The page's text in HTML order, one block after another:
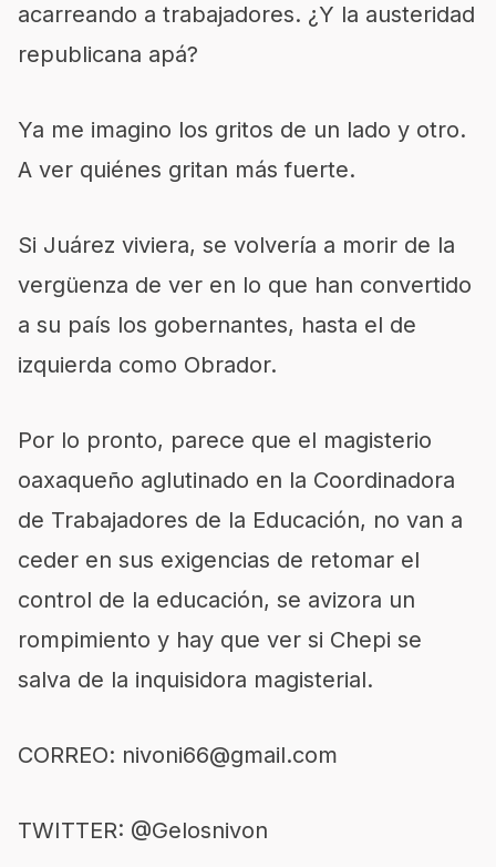
acarreando a trabajadores. ¿Y la austeridad
republicana apá?
Ya me imagino los gritos de un lado y otro.
A ver quiénes gritan más fuerte.
Si Juárez viviera, se volvería a morir de la
vergüenza de ver en lo que han convertido
a su país los gobernantes, hasta el de
izquierda como Obrador.
Por lo pronto, parece que el magisterio
oaxaqueño aglutinado en la Coordinadora
de Trabajadores de la Educación, no van a
ceder en sus exigencias de retomar el
control de la educación, se avizora un
rompimiento y hay que ver si Chepi se
salva de la inquisidora magisterial.
CORREO: nivoni66@gmail.com
TWITTER: @Gelosnivon